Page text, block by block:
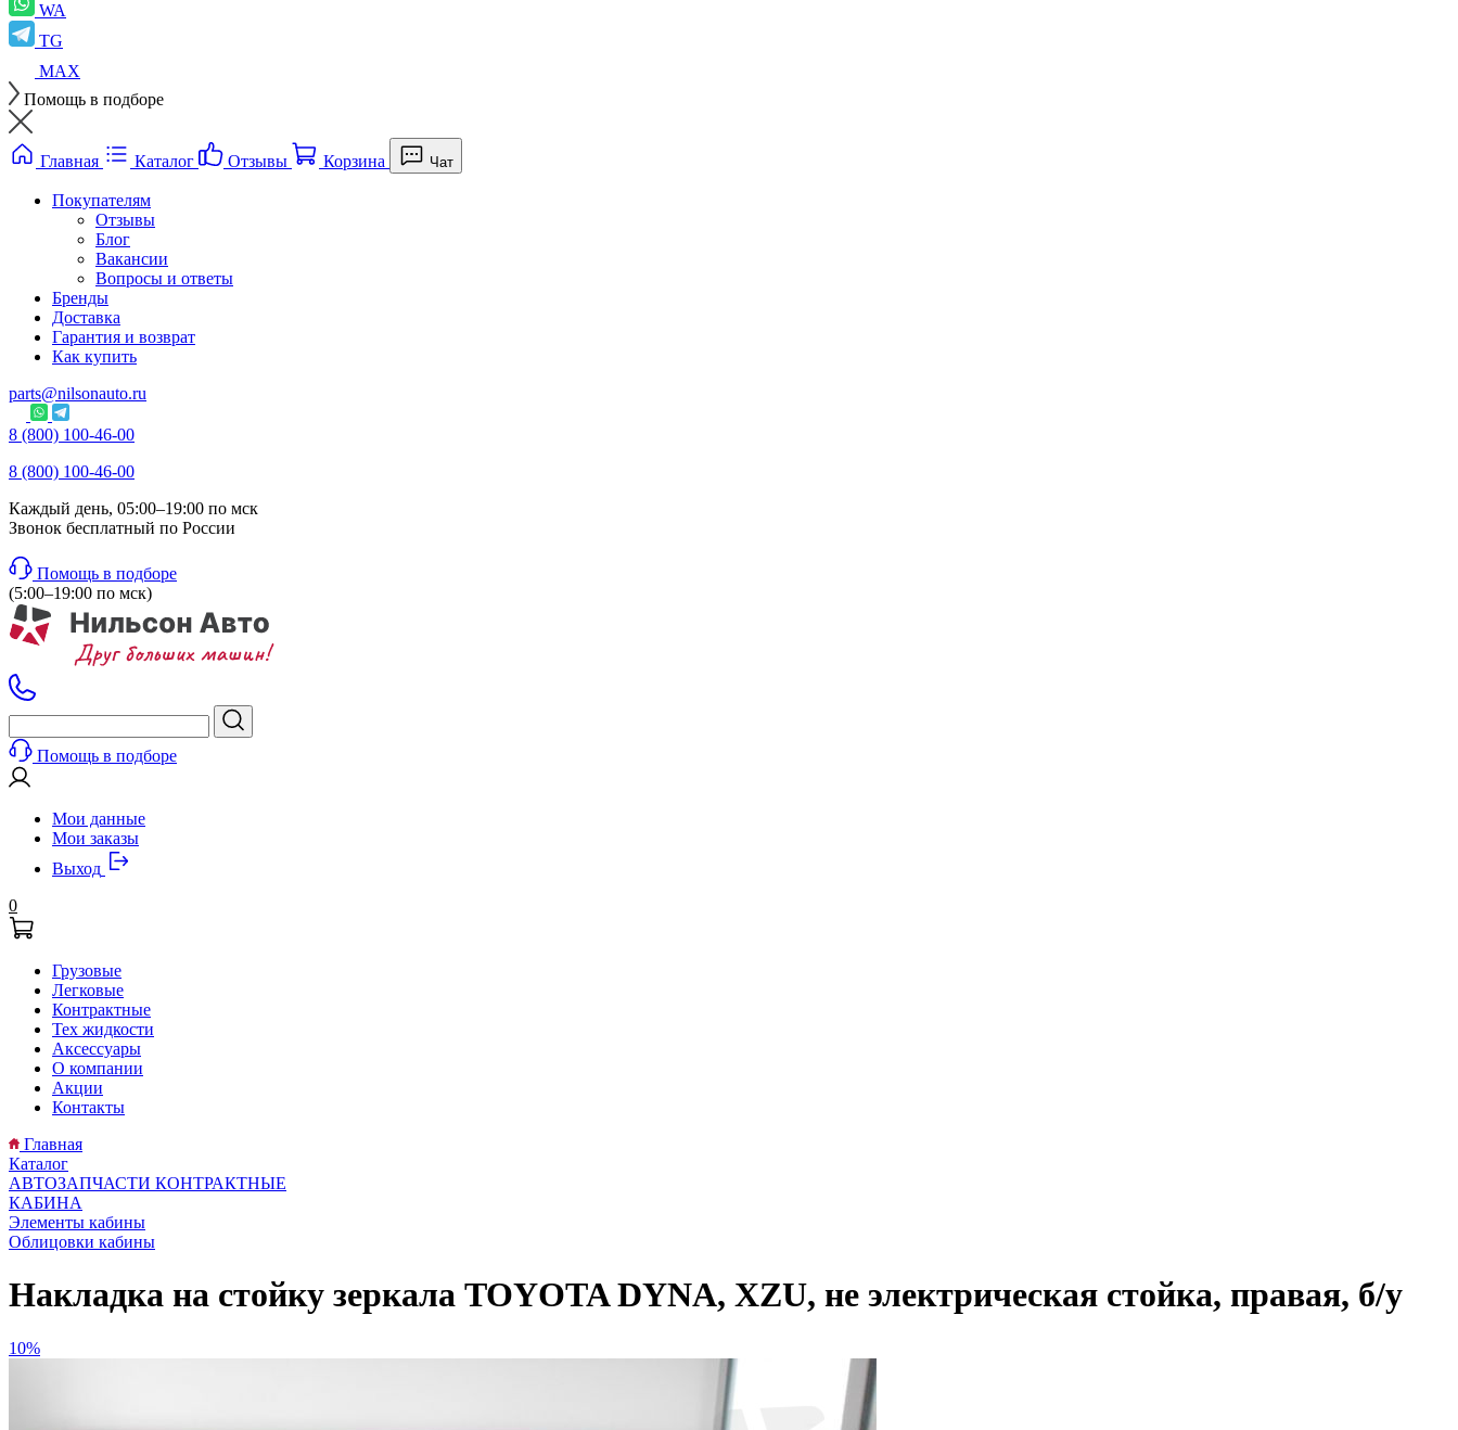
WA
TG
MAX
Помощь в подборе
Главная Каталог Отзывы Корзина Чат
Покупателям
Отзывы
Блог
Вакансии
Вопросы и ответы
Бренды
Доставка
Гарантия и возврат
Как купить
parts@nilsonauto.ru
8 (800) 100-46-00
8 (800) 100-46-00
Каждый день, 05:00–19:00 по мск
Звонок бесплатный по России
Помощь в подборе
(5:00–19:00 по мск)
Помощь в подборе
Мои данные
Мои заказы
Выход
0
Грузовые
Легковые
Контрактные
Тех жидкости
Аксессуары
О компании
Акции
Контакты
Главная
Каталог
АВТОЗАПЧАСТИ КОНТРАКТНЫЕ
КАБИНА
Элементы кабины
Облицовки кабины
Накладка на стойку зеркала TOYOTA DYNA, XZU, не электрическая стойка, правая, б/у
10%